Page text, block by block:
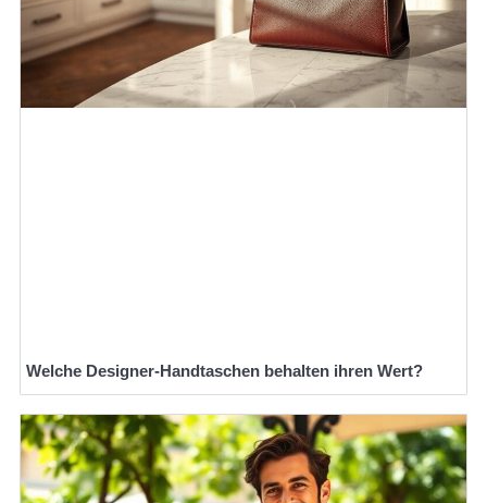
Welche Designer-Handtaschen behalten ihren Wert?